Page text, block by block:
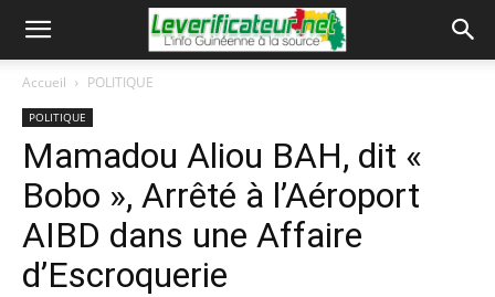
Accueil POLITIQUE
POLITIQUE
Mamadou Aliou BAH, dit «
Bobo », Arrêté à l’Aéroport
AIBD dans une Affaire
d’Escroquerie